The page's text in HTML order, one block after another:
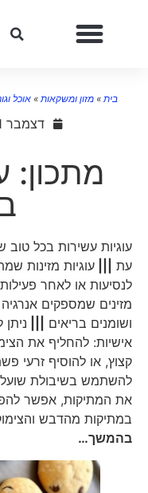
»מזון ומשקאות»אוכל וגורמה
דצמבר 11, 2024
מתכון:
עוגיות עשירות בכל טוב
עת|||
עוגיות מזינות
לנסיעות או לאחר פעילות
מזינים שמספקים אנרגיה
ושומנים בריאים|||
ניתן
אישיות: להחליף את
קצוץ, או להוסיף זרעי
להשתמש בשיבולת שועל
את המתיקות, אפשר
במתיקות מהדבש
בהמשך…